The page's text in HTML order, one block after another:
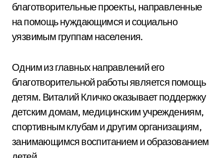
благотворительные проекты, направленные
на помощь нуждающимся и социально
уязвимым группам населения.
Одним из главных направлений его
благотворительной работы является помощь
детям. Виталий Кличко оказывает поддержку
детским домам, медицинским учреждениям,
спортивным клубам и другим организациям,
занимающимся воспитанием и образованием